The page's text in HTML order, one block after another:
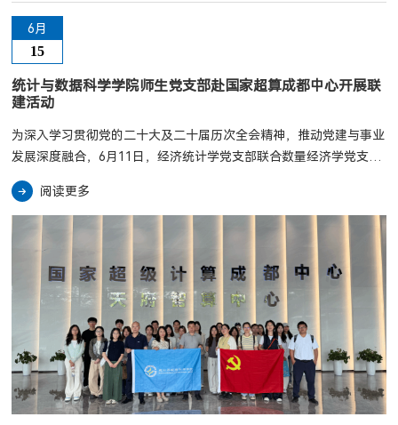
6月
15
统计与数据科学学院师生党支部赴国家超算成都中心开展联
建活动
为深入学习贯彻党的二十大及二十届历次全会精神，推动党建与事业
发展深度融合，6月11日，经济统计学党支部联合数量经济学党支部
和学生党支部，赴国家超级计算成都中心开展主题党日活动。师生党
员通过沉浸式参观学习，感受数字中国建设成就，激发科研报国热
情。在国家超算成都中心展厅，师生们在讲解员带领下，系统参观了
我国超级计算机的发展历程展区。通过实物图片、动态演示和全息影
像，大家深入了解了超级计算机这种“国之重器”...
阅读更多